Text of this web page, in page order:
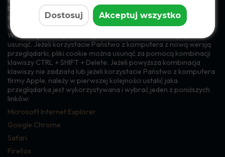
być niedostępnych, ponieważ są one oparte na funkcji strony
internetowej pozwalającej na zapamiętanie wyborów
użytkownika.
Wcześniej zaakceptowane pliki cookie można w łatwy sposób
usunąć. Jeżeli korzystacie Państwo z komputera z nową wersją
przeglądarki, pliki cookie można usunąć za pomocą kombinacji
klawiszy CTRL + SHIFT + Delete. Jeżeli powyższa kombinacja
klawiszy nie zadziała lub jeżeli korzystacie Państwo z komputera
firmy Apple, należy w pierwszej kolejności ustalić jaka
przeglądarka jest wykorzystywana i wybrać jeden z poniższych
linków:
Microsoft Internet Explorer
Google Chrome
Safari
Firefox
Dostosuj Akceptuj wszystko